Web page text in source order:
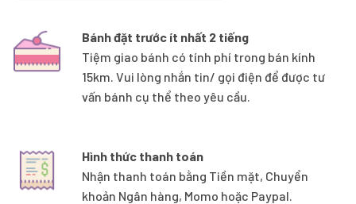
Bánh đặt trước ít nhất 2 tiếng
Tiệm giao bánh có tính phí trong bán kính
15km. Vui lòng nhắn tin/ gọi điện để được tư
vấn bánh cụ thể theo yêu cầu.
Hình thức thanh toán
Nhận thanh toán bằng Tiền mặt, Chuyển
khoản Ngân hàng, Momo hoặc Paypal.